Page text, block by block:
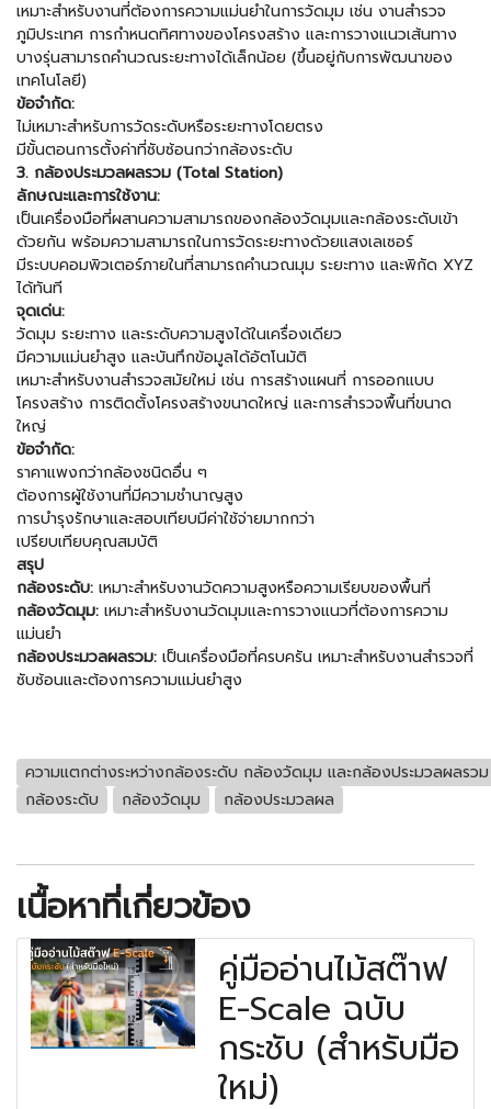
เหมาะสำหรับงานที่ต้องการความแม่นยำในการวัดมุม เช่น งานสำรวจ
ภูมิประเทศ การกำหนดทิศทางของโครงสร้าง และการวางแนวเส้นทาง
บางรุ่นสามารถคำนวณระยะทางได้เล็กน้อย (ขึ้นอยู่กับการพัฒนาของ
เทคโนโลยี)
ข้อจำกัด:
ไม่เหมาะสำหรับการวัดระดับหรือระยะทางโดยตรง
มีขั้นตอนการตั้งค่าที่ซับซ้อนกว่ากล้องระดับ
3. กล้องประมวลผลรวม (Total Station)
ลักษณะและการใช้งาน:
เป็นเครื่องมือที่ผสานความสามารถของกล้องวัดมุมและกล้องระดับเข้า
ด้วยกัน พร้อมความสามารถในการวัดระยะทางด้วยแสงเลเซอร์
มีระบบคอมพิวเตอร์ภายในที่สามารถคำนวณมุม ระยะทาง และพิกัด XYZ
ได้ทันที
จุดเด่น:
วัดมุม ระยะทาง และระดับความสูงได้ในเครื่องเดียว
มีความแม่นยำสูง และบันทึกข้อมูลได้อัตโนมัติ
เหมาะสำหรับงานสำรวจสมัยใหม่ เช่น การสร้างแผนที่ การออกแบบ
โครงสร้าง การติดตั้งโครงสร้างขนาดใหญ่ และการสำรวจพื้นที่ขนาด
ใหญ่
ข้อจำกัด:
ราคาแพงกว่ากล้องชนิดอื่น ๆ
ต้องการผู้ใช้งานที่มีความชำนาญสูง
การบำรุงรักษาและสอบเทียบมีค่าใช้จ่ายมากกว่า
เปรียบเทียบคุณสมบัติ
สรุป
กล้องระดับ: เหมาะสำหรับงานวัดความสูงหรือความเรียบของพื้นที่
กล้องวัดมุม: เหมาะสำหรับงานวัดมุมและการวางแนวที่ต้องการความ
แม่นยำ
กล้องประมวลผลรวม: เป็นเครื่องมือที่ครบครัน เหมาะสำหรับงานสำรวจที่
ซับซ้อนและต้องการความแม่นยำสูง
ความแตกต่างระหว่างกล้องระดับ กล้องวัดมุม และกล้องประมวลผลรวม
กล้องระดับ
กล้องวัดมุม กล้องประมวลผล
เนื้อหาที่เกี่ยวข้อง
คู่มืออ่านไม้สต๊าฟ
E-Scale ฉบับ
กระชับ (สำหรับมือ
ใหม่)